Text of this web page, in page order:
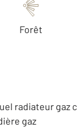
Forêt
radiateur gaz
gaz